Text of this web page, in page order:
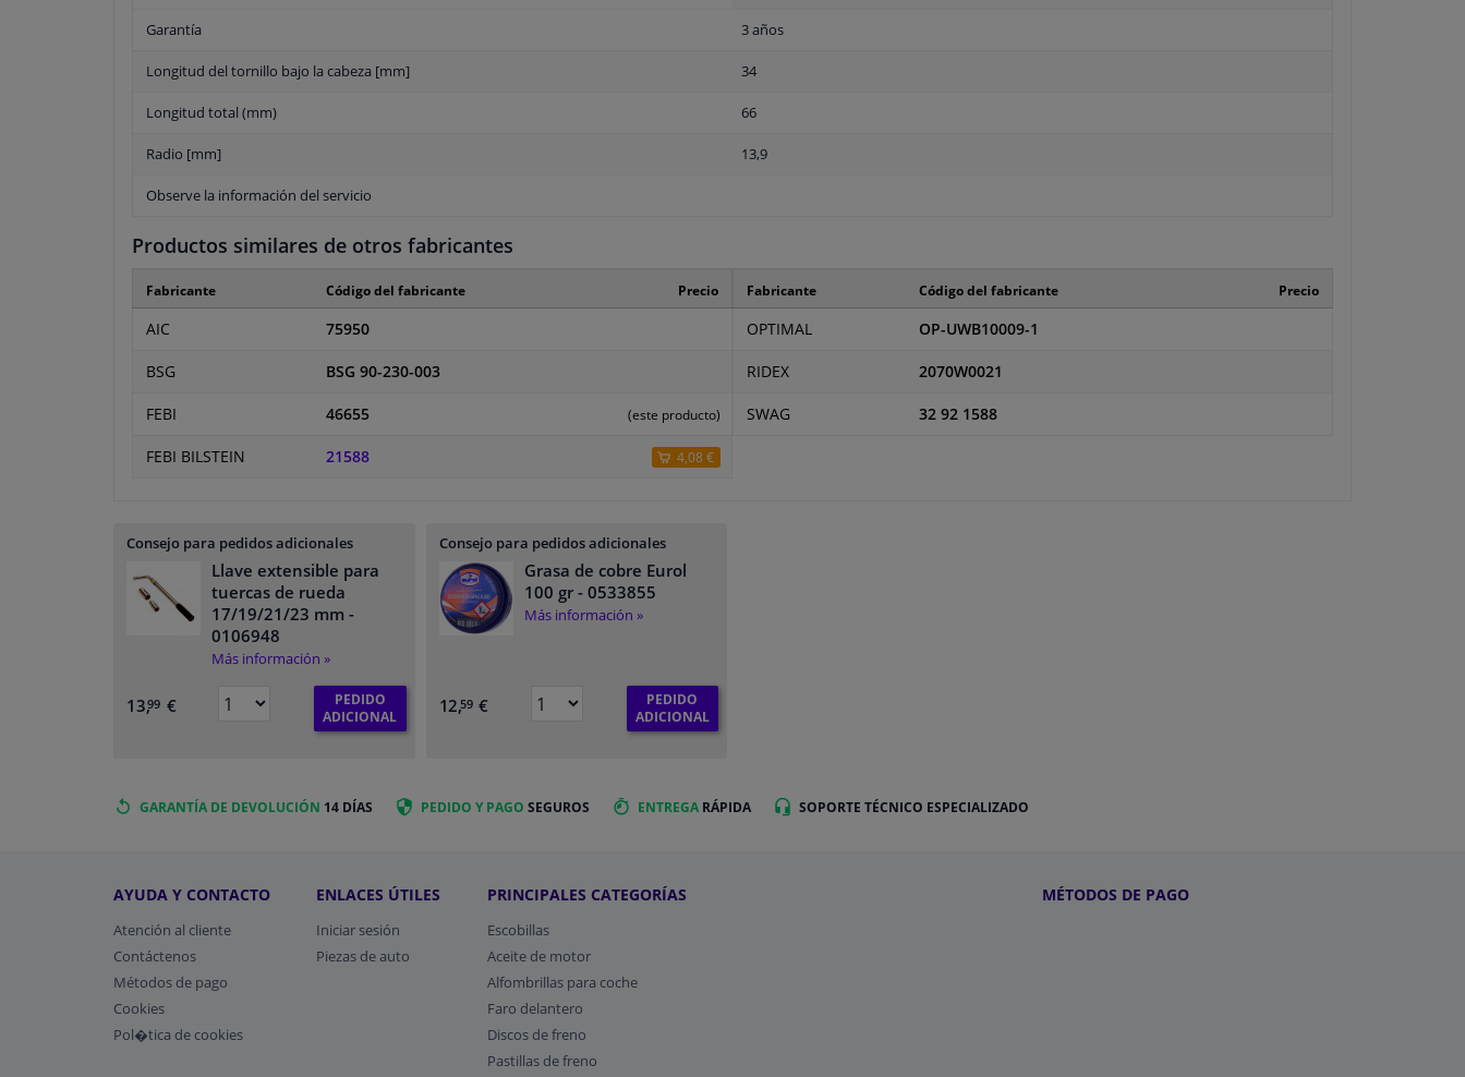
Garantía 3 años
Longitud del tornillo bajo la cabeza [mm] 34
Longitud total (mm) 66
Radio [mm] 13,9
Observe la información del servicio
Productos similares de otros fabricantes
Fabricante Código del fabricante Precio
AIC 75950
BSG BSG 90-230-003
FEBI 46655 (este producto)
FEBI BILSTEIN 21588 4,08 €
Fabricante Código del fabricante Precio
OPTIMAL OP-UWB10009-1
RIDEX 2070W0021
SWAG 32 92 1588
Consejo para pedidos adicionales
Llave extensible para
tuercas de rueda
17/19/21/23 mm -
0106948
Más información »
13,99 €
PEDIDO
ADICIONAL
Consejo para pedidos adicionales
Grasa de cobre Eurol
100 gr- 0533855
Más información »
12,59 €
PEDIDO
ADICIONAL
GARANTÍA DE DEVOLUCIÓN 14 DÍAS PEDIDO Y PAGO SEGUROS ENTREGA RÁPIDA SOPORTE TÉCNICO ESPECIALIZADO
AYUDA Y CONTACTO
Atención al cliente
Contáctenos
Métodos de pago
​Cookies
Pol�tica de cookies
ENLACES ÚTILES
Iniciar sesión
Piezas de auto
PRINCIPALES CATEGORÍAS
Escobillas
Aceite de motor
Alfombrillas para coche
Faro delantero
Discos de freno
Pastillas de freno
MÉTODOS DE PAGO